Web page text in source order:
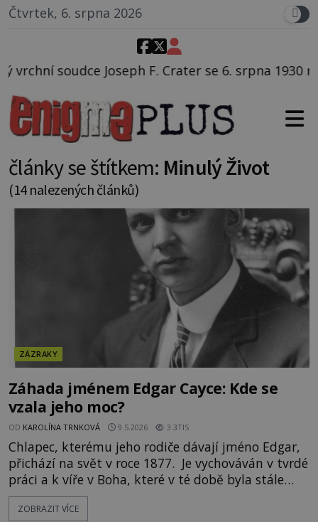
Čtvrtek, 6. srpna 2026
F. Crater se 6. srpna 1930 navečeří ve své
články se štítkem: Minulý Život
(14 nalezených článků)
ZÁZRAKY
Záhada jménem Edgar Cayce: Kde se
vzala jeho moc?
OD KAROLÍNA TRNKOVÁ 9.5.2026 3.3TIS
Chlapec, kterému jeho rodiče dávají jméno Edgar,
přichází na svět v roce 1877. Je vychováván v tvrdé
práci a k víře v Boha, které v té době byla stále
ještě prakticky samozřejmá. Jenže v šestém roce
jeho života se stane něco, co domácnost rodiny
ZOBRAZIT VÍCE